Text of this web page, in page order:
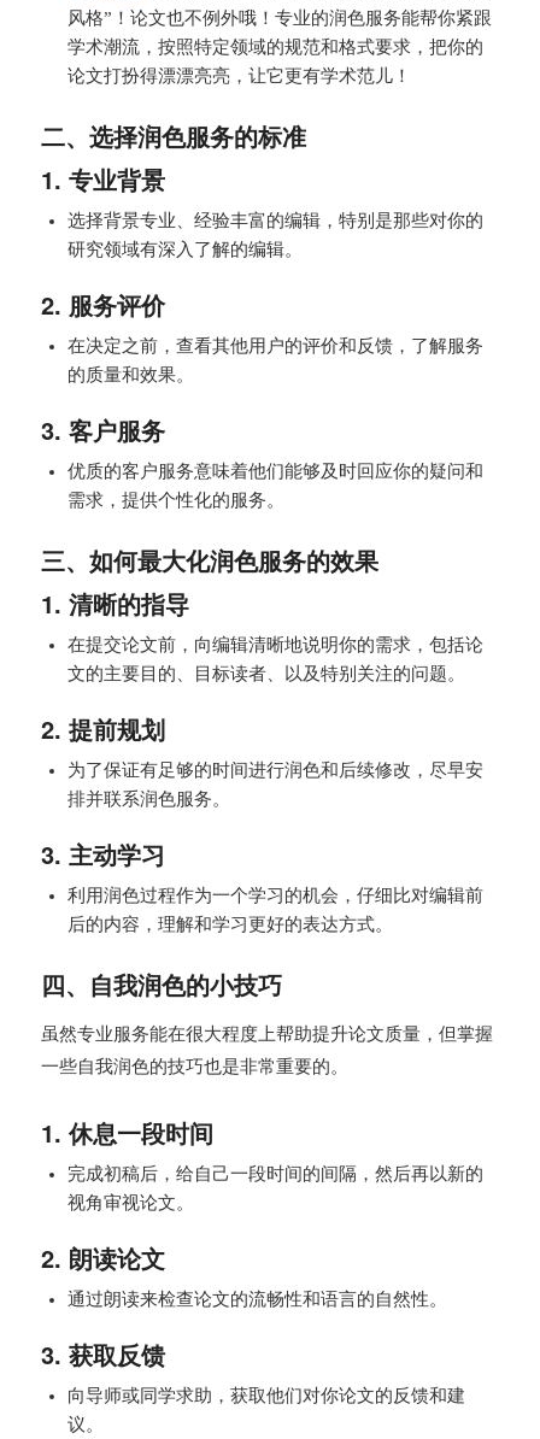
风格”！论文也不例外哦！专业的润色服务能帮你紧跟
学术潮流，按照特定领域的规范和格式要求，把你的
论文打扮得漂漂亮亮，让它更有学术范儿！
二、选择润色服务的标准
1. 专业背景
选择背景专业、经验丰富的编辑，特别是那些对你的
研究领域有深入了解的编辑。
2. 服务评价
在决定之前，查看其他用户的评价和反馈，了解服务
的质量和效果。
3. 客户服务
优质的客户服务意味着他们能够及时回应你的疑问和
需求，提供个性化的服务。
三、如何最大化润色服务的效果
1. 清晰的指导
在提交论文前，向编辑清晰地说明你的需求，包括论
文的主要目的、目标读者、以及特别关注的问题。
2. 提前规划
为了保证有足够的时间进行润色和后续修改，尽早安
排并联系润色服务。
3. 主动学习
利用润色过程作为一个学习的机会，仔细比对编辑前
后的内容，理解和学习更好的表达方式。
四、自我润色的小技巧
虽然专业服务能在很大程度上帮助提升论文质量，但掌握
一些自我润色的技巧也是非常重要的。
1. 休息一段时间
完成初稿后，给自己一段时间的间隔，然后再以新的
视角审视论文。
2. 朗读论文
通过朗读来检查论文的流畅性和语言的自然性。
3. 获取反馈
向导师或同学求助，获取他们对你论文的反馈和建
议。